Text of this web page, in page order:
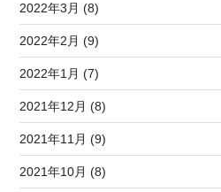
2022年3月 (8)
2022年2月 (9)
2022年1月 (7)
2021年12月 (8)
2021年11月 (9)
2021年10月 (8)